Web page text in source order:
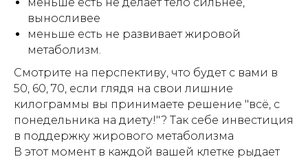
выносливее
меньше есть не развивает жировой
метаболизм.
Смотрите на перспективу, что будет с вами в
50, 60, 70, если глядя на свои лишние
килограммы вы принимаете решение "всё, с
понедельника на диету!"? Так себе инвестиция
в поддержку жирового метаболизма
В этот момент в каждой вашей клетке рыдает
Есть вопросы - напишите,